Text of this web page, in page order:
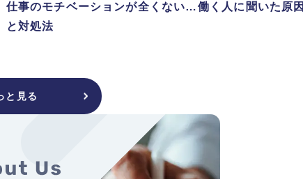
仕事のモチベーションが全くない…働く人に聞いた原因
と対処法
と見る